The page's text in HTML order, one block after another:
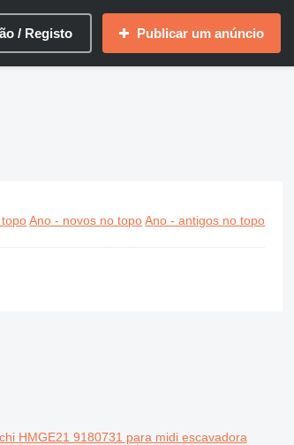
/ Registo Publicar um anúncio
Ano - novos no topo Ano - antigos no topo
HMGE21 9180731 para midi escavadora